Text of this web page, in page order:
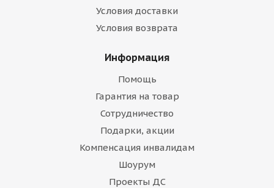
Условия доставки
Условия возврата
Информация
Помощь
Гарантия на товар
Сотрудничество
Подарки, акции
Компенсация инвалидам
Шоурум
Проекты ДС